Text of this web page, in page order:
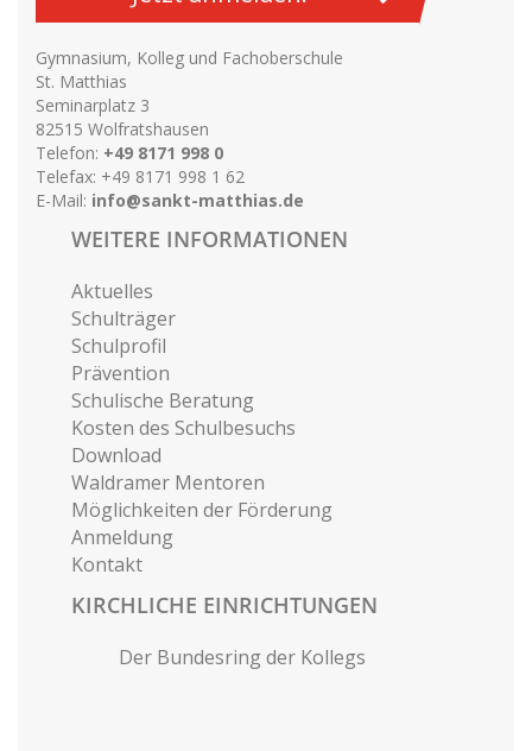
Gymnasium, Kolleg und Fachoberschule
St. Matthias
Seminarplatz 3
82515 Wolfratshausen
Telefon: +49 8171 998 0
Telefax: +49 8171 998 1 62
E-Mail: info@sankt-matthias.de
WEITERE INFORMATIONEN
Aktuelles
Schulträger
Schulprofil
Prävention
Schulische Beratung
Kosten des Schulbesuchs
Download
Waldramer Mentoren
Möglichkeiten der Förderung
Anmeldung
Kontakt
KIRCHLICHE EINRICHTUNGEN
Der Bundesring der Kollegs